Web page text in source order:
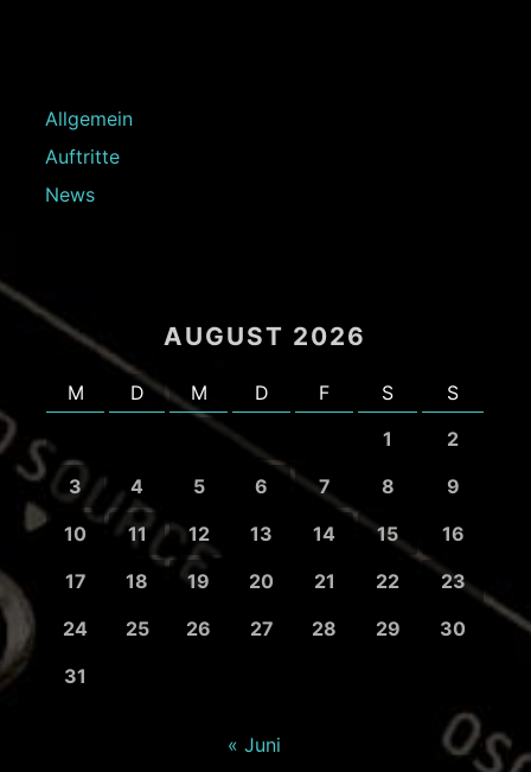
Allgemein
Auftritte
News
AUGUST 2026
M D M D F S
S
1
2
3
4 5 6 7 8
9
10
11 12 13 14 15
16
17
18 19 20 21 22
23
24
25 26 27 28 29
30
31
« Juni